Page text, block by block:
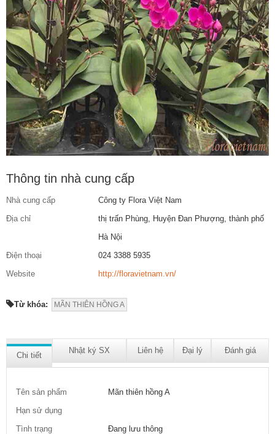
Thông tin nhà cung cấp
Nhà cung cấp
Công ty Flora Việt Nam
Địa chỉ
thị trấn Phùng, Huyện Đan Phượng, thành phố
Hà Nội
Điện thoại
024 3388 5935
Website
http://floravietnam.vn/
Từ khóa: MÃN THIÊN HỒNG A
Chi tiết
Nhật ký SX Liên hệ Đại lý Đánh giá
Tên sản phẩm
Mãn thiên hồng A
Hạn sử dụng
Tình trạng
Đang lưu thông